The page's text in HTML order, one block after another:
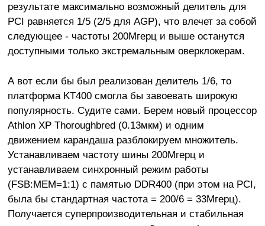
результате максимально возможный делитель для
PCI равняется 1/5 (2/5 для AGP), что влечет за собой
следующее - частоты 200Мгерц и выше останутся
доступными только экстремальным оверклокерам.
А вот если бы был реализован делитель 1/6, то
платформа KT400 смогла бы завоевать широкую
популярность. Судите сами. Берем новый процессор
Athlon XP Thoroughbred (0.13мкм) и одним
движением карандаша разблокируем множитель.
Устанавливаем частоту шины 200Мгерц и
устанавливаем синхронный режим работы
(FSB:MEM=1:1) с памятью DDR400 (при этом на PCI,
была бы стандартная частота = 200/6 = 33Мгерц).
Получается суперпроизводительная и стабильная